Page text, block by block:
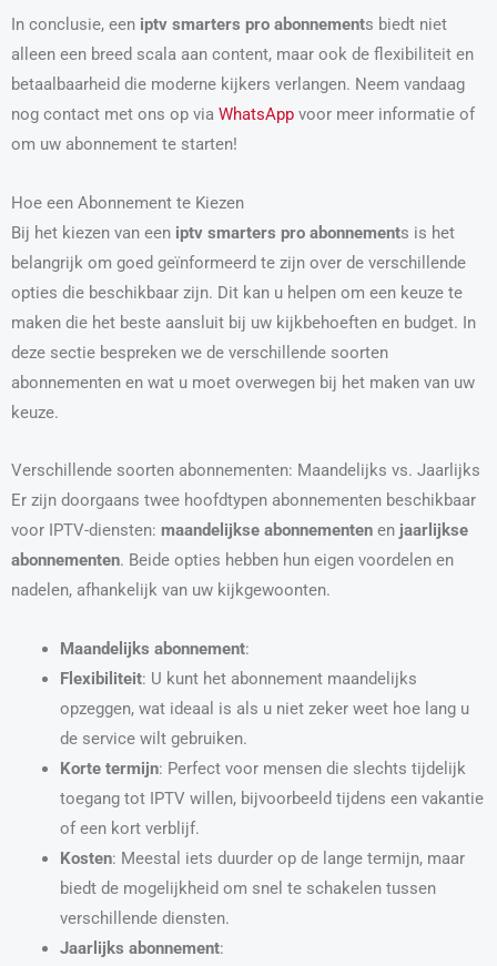
In conclusie, een iptv smarters pro abonnements biedt niet
alleen een breed scala aan content, maar ook de flexibiliteit en
betaalbaarheid die moderne kijkers verlangen. Neem vandaag
nog contact met ons op via WhatsApp voor meer informatie of
om uw abonnement te starten!
Hoe een Abonnement te Kiezen
Bij het kiezen van een iptv smarters pro abonnements is het
belangrijk om goed geïnformeerd te zijn over de verschillende
opties die beschikbaar zijn. Dit kan u helpen om een keuze te
maken die het beste aansluit bij uw kijkbehoeften en budget. In
deze sectie bespreken we de verschillende soorten
abonnementen en wat u moet overwegen bij het maken van uw
keuze.
Verschillende soorten abonnementen: Maandelijks vs. Jaarlijks
Er zijn doorgaans twee hoofdtypen abonnementen beschikbaar
voor IPTV-diensten: maandelijkse abonnementen en jaarlijkse
abonnementen. Beide opties hebben hun eigen voordelen en
nadelen, afhankelijk van uw kijkgewoonten.
Maandelijks abonnement:
Flexibiliteit: U kunt het abonnement maandelijks
opzeggen, wat ideaal is als u niet zeker weet hoe lang u
de service wilt gebruiken.
Korte termijn: Perfect voor mensen die slechts tijdelijk
toegang tot IPTV willen, bijvoorbeeld tijdens een vakantie
of een kort verblijf.
Kosten: Meestal iets duurder op de lange termijn, maar
biedt de mogelijkheid om snel te schakelen tussen
verschillende diensten.
Jaarlijks abonnement: